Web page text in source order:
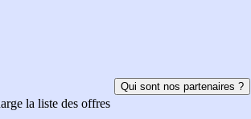
la liste des offres
Qui sont nos partenaires ?